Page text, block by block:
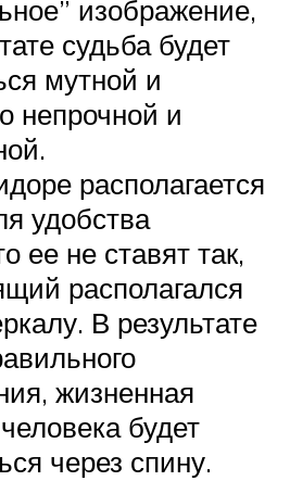
изображение,
судьба будет
мутной и
непрочной и
располагается
удобства
ее не ставят так,
располагался
В результате
жизненная
будет
через спину.